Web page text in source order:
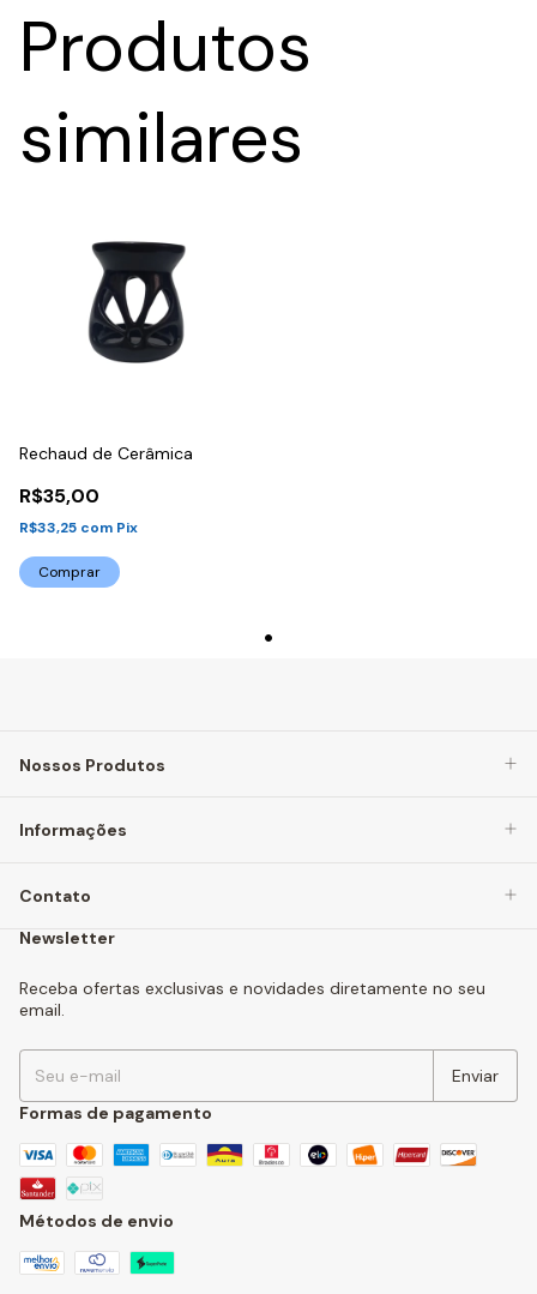
Produtos
similares
Rechaud de Cerâmica
R$35,00
R$33,25 com Pix
Nossos Produtos
Informações
Contato
Newsletter
Receba ofertas exclusivas e novidades diretamente no seu
email.
Formas de pagamento
Métodos de envio